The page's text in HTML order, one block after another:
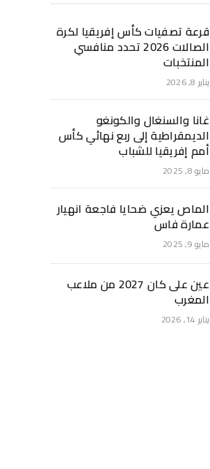
قرعة تصفيات كأس إفريقيا لكرة
الصالات 2026 تحدد منافسي
المنتخبات
يناير 8, 2026
غانا والسنغال والكونغو
الديمقراطية إلى ربع نهائي كأس
أمم إفريقيا للشباب
مايو 8, 2025
الماص يعزي ضحايا فاجعة انهيار
عمارة فاس
مايو 9, 2025
عين على كان 2027 من ملاعب
المغرب
يناير 14, 2026